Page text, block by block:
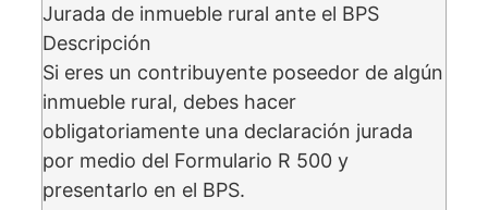
Jurada de inmueble rural ante el BPS
Descripción
Si eres un contribuyente poseedor de algún
inmueble rural, debes hacer
obligatoriamente una declaración jurada
por medio del Formulario R 500 y
presentarlo en el BPS.